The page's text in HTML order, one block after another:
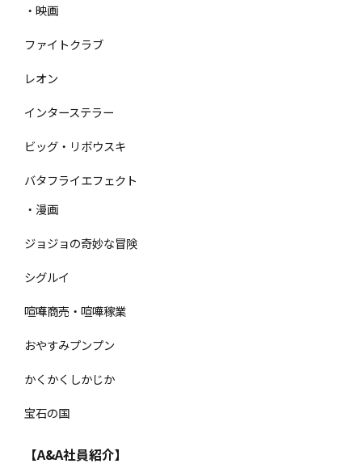
・映画
ファイトクラブ
レオン
インターステラー
ビッグ・リボウスキ
バタフライエフェクト
・漫画
ジョジョの奇妙な冒険
シグルイ
喧嘩商売・喧嘩稼業
おやすみプンプン
かくかくしかじか
宝石の国
【A&A社員紹介】